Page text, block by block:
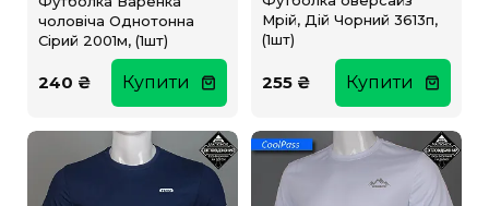
чоловіча Однотонна
Сірий 2001м, (1шт)
240 ₴ Купити
Мрій, Дій Чорний 3613п,
(1шт)
255 ₴ Купити